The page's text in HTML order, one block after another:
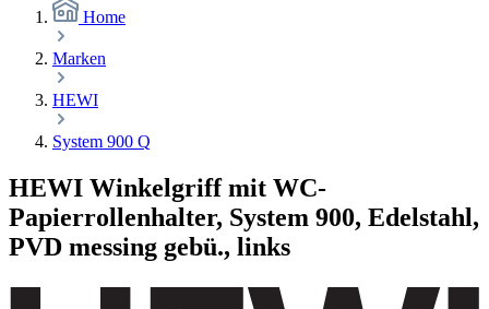
Home
Marken
HEWI
System 900 Q
HEWI Winkelgriff mit WC-
Papierrollenhalter, System 900, Edelstahl,
PVD messing gebü., links